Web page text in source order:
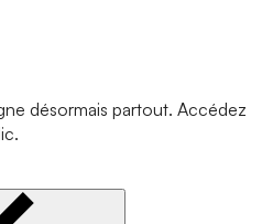
désormais partout. Accédez